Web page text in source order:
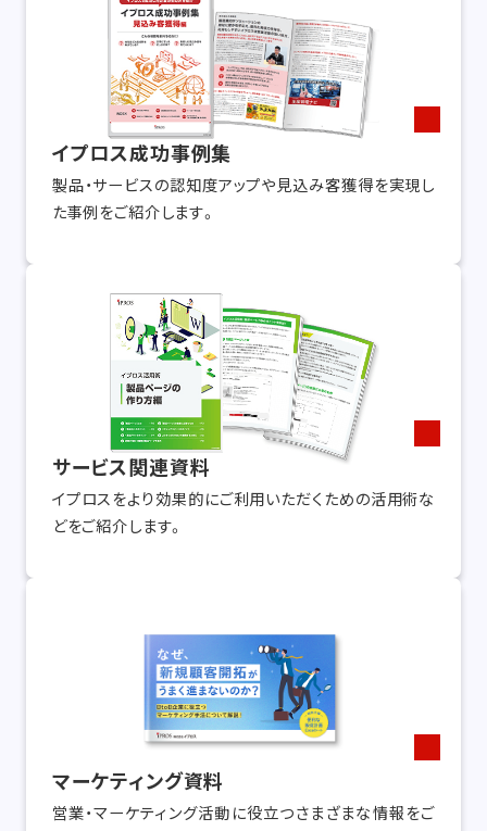
イプロス成功事例集
製品・サービスの認知度アップや見込み客獲得を実現し
た事例をご紹介します。
サービス関連資料
イプロスをより効果的にご利用いただくための活用術な
どをご紹介します。
マーケティング資料
営業・マーケティング活動に役立つさまざまな情報をご